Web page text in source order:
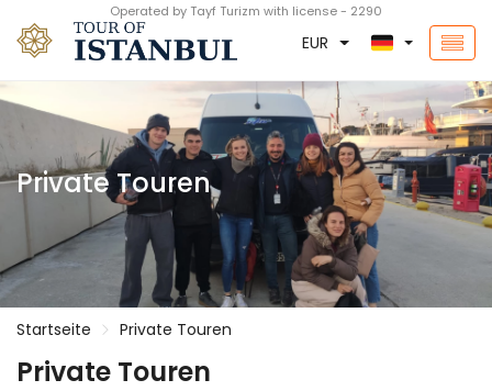
Operated by Tayf Turizm with license - 2290
EUR
Private Touren
Startseite Private Touren
Private Touren